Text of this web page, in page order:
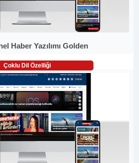
Haber Yazılımı Golden
Çoklu Dil Özelliği